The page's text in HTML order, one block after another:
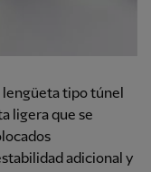
lengüeta tipo túnel
ligera que se
adicional y